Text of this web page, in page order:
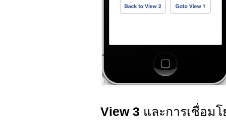
View 3 และการเชื่อมโ